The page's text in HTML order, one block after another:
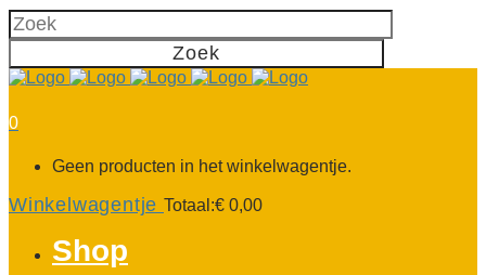
0
Geen producten in het winkelwagentje.
Winkelwagentje Totaal:€ 0,00
Shop